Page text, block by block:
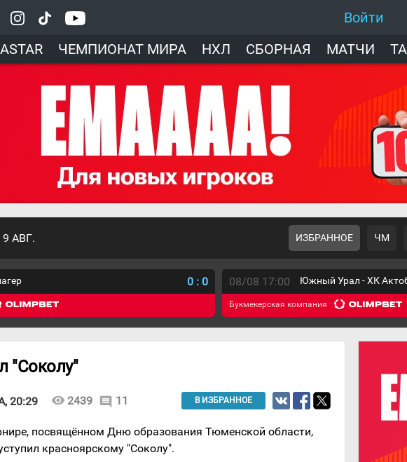
Войти
ЧЕМПИОНАТ МИРА НХЛ СБОРНАЯ МАТЧИ
9 АВГ. ИЗБРАННОЕ ЧМ
0 : 0 08/08 17:00 Южный Урал - ХК
Букмекерская компания
"Соколу"
20:29 visibility 2439 comment 11 В ИЗБРАННОЕ
посвящённом Дню образования Тюменской области,
красноярскому "Соколу".